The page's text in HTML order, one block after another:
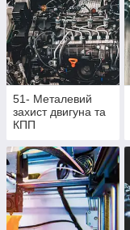
51- Металевий
захист двигуна та
КПП